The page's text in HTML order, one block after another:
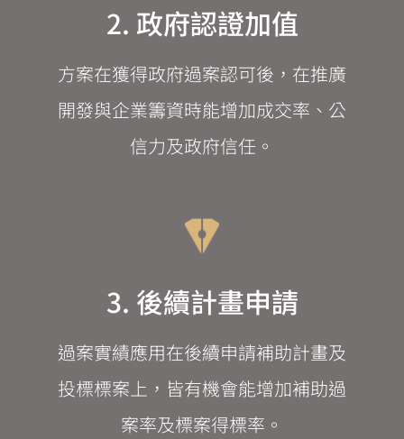
2. 政府認證加值
方案在獲得政府過案認可後，在推廣
開發與企業籌資時能增加成交率、公
信力及政府信任。
3. 後續計畫申請
過案實績應用在後續申請補助計畫及
投標標案上，皆有機會能增加補助過
案率及標案得標率。